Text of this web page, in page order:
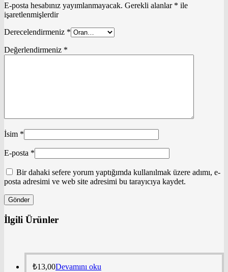
E-posta hesabınız yayımlanmayacak. Gerekli alanlar * ile
işaretlenmişlerdir
Derecelendirmeniz *
Değerlendirmeniz *
İsim *
E-posta *
Bir dahaki sefere yorum yaptığımda kullanılmak üzere adımı, e-
posta adresimi ve web site adresimi bu tarayıcıya kaydet.
İlgili Ürünler
₺13,00Devamını oku